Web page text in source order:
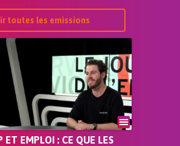
toutes les emissions
ET EMPLOI : CE QUE LES